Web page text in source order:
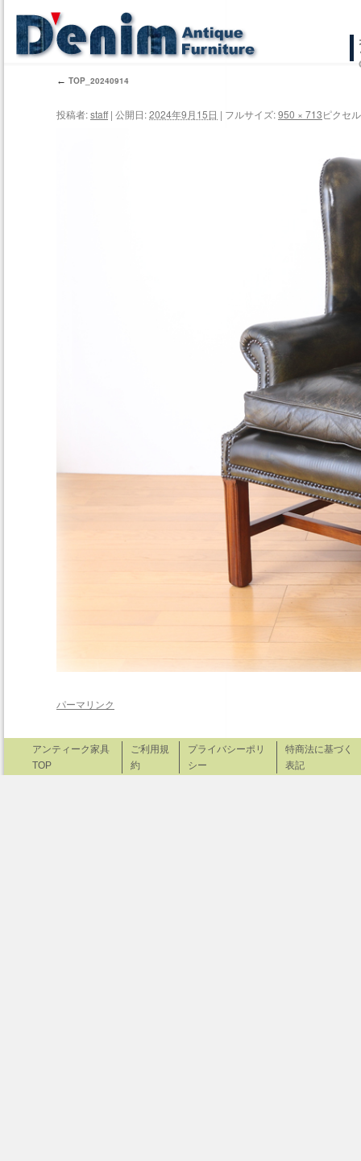
ン
← TOP_20240914
投稿者:staff | 公開日:2024年9月15日 | フルサイズ:950 × 713ピクセル
パーマリンク
アンティーク家具
TOP
ご利用規
約
プライバシーポリ
シー
特商法に基づく
表記